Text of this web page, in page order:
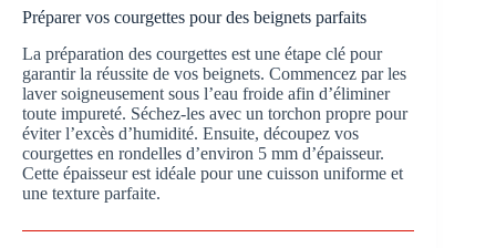
Préparer vos courgettes pour des beignets parfaits
La préparation des courgettes est une étape clé pour
garantir la réussite de vos beignets. Commencez par les
laver soigneusement sous l’eau froide afin d’éliminer
toute impureté. Séchez-les avec un torchon propre pour
éviter l’excès d’humidité. Ensuite, découpez vos
courgettes en rondelles d’environ 5 mm d’épaisseur.
Cette épaisseur est idéale pour une cuisson uniforme et
une texture parfaite.